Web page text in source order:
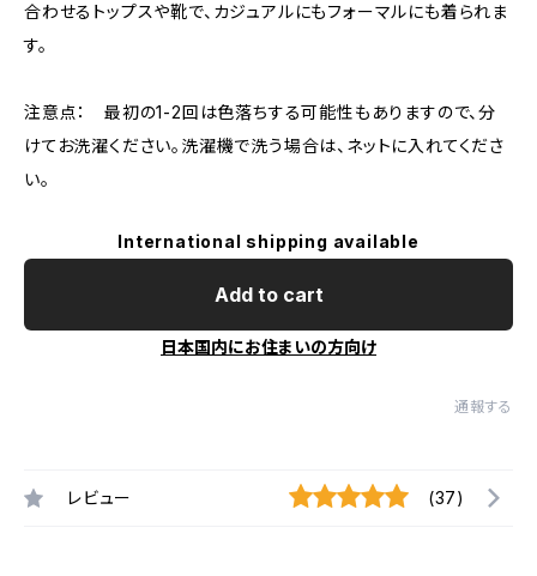
合わせるトップスや靴で、カジュアルにもフォーマルにも着られま
す。
注意点： 最初の1-2回は色落ちする可能性もありますので、分
けてお洗濯ください。洗濯機で洗う場合は、ネットに入れてくださ
い。
International shipping available
Add to cart
日本国内にお住まいの方向け
通報する
レビュー (37)